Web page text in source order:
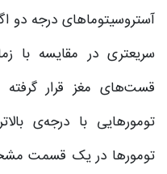
آستروسیتوماهای درجه دو
سریعتری در مقایسه با
قست‌های مغز قرار گرفته
تومورهایی با درجه‌ی
تومورها در یک قسمت